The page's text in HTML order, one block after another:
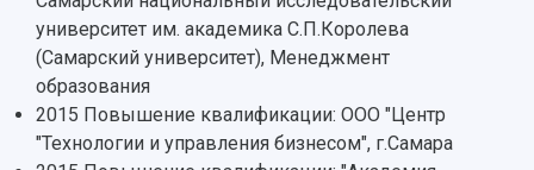
Аграрный карбоновый полигон
Архив
Фирменный стиль
Устойчивое развитие
Библиотека
Видеолекции
Противодействие COVID-19
Конкурсы научных проектов и грантов
Областной конкурс "Молодой учёный"
Отчеты о научно-исследовательской
деятельности
Журналы Самарского университета
университет им. академика С.П.Королева
(Самарский университет), Менеджмент
образования
2015 Повышение квалификации: ООО "Центр
"Технологии и управления бизнесом", г.Самара